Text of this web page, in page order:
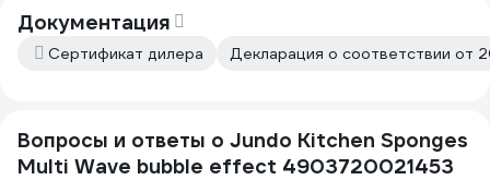
Документация
Сертификат дилера Декларация о соответствии от
Вопросы и ответы о Jundo Kitchen Sponges
Multi Wave bubble effect 4903720021453